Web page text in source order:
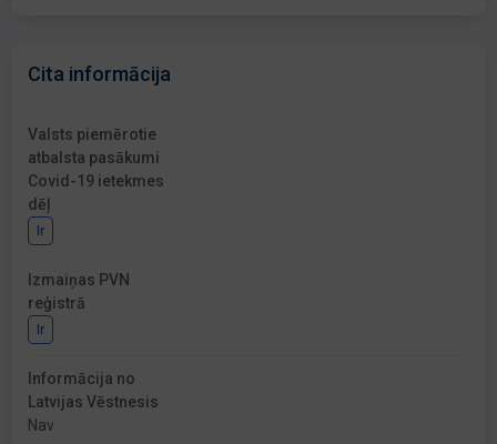
Cita informācija
Valsts piemērotie
atbalsta pasākumi
Covid-19 ietekmes
dēļ
Ir
Izmaiņas PVN
reģistrā
Ir
Informācija no
Latvijas Vēstnesis
Nav